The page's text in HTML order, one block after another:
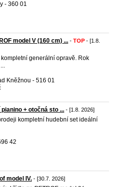
- 360 01
model V (160 cm) ... - TOP - [1.8.
kompletní generální opravě. Rok
Kněžnou - 516 01
+ otočná sto ... - [1.8. 2026]
kompletní hudební set ideální
42
model IV. - [30.7. 2026]